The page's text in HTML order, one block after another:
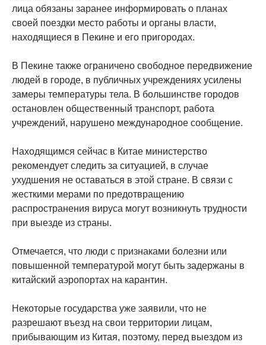
лица обязаны заранее информировать о планах
своей поездки место работы и органы власти,
находящиеся в Пекине и его пригородах.
В Пекине также ограничено свободное передвижение
людей в городе, в публичных учреждениях усилены
замеры температуры тела. В большинстве городов
остановлен общественный транспорт, работа
учреждений, нарушено международное сообщение.
Находящимся сейчас в Китае министерство
рекомендует следить за ситуацией, в случае
ухудшения не оставаться в этой стране. В связи с
жесткими мерами по предотвращению
распространения вируса могут возникнуть трудности
при выезде из страны.
Отмечается, что люди с признаками болезни или
повышенной температурой могут быть задержаны в
китайский аэропортах на карантин.
Некоторые государства уже заявили, что не
разрешают въезд на свои территории лицам,
прибывающим из Китая, поэтому, перед выездом из